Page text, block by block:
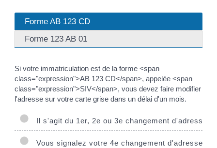
Forme AB 123 CD
Forme 123 AB 01
Si votre immatriculation est de la forme <span
class="expression">AB 123 CD</span>, appelée <span
class="expression">SIV</span>, vous devez faire modifier
l'adresse sur votre carte grise dans un délai d'un mois.
Il s'agit du 1er, 2e ou 3e changement d'adresse
Vous signalez votre 4e changement d'adresse